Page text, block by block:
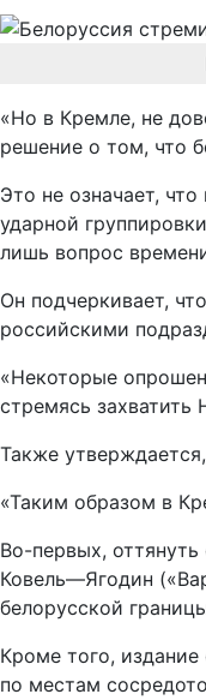
«Но в Кремле, не
решение о том, что
Это не означает,
ударной
лишь вопрос
Он подчеркивает,
российскими
«Некоторые
стремясь захватить
Также
«Таким образом в
Во-первых,
Ковель—Ягодин
белорусской
Кроме того, издание
по местам